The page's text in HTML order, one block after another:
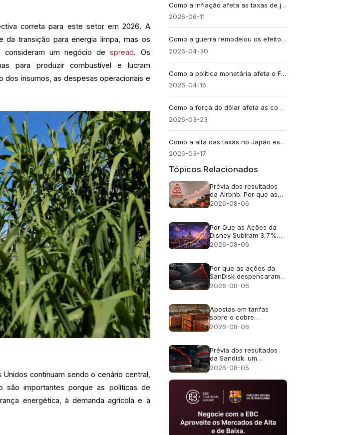
correta para este setor em 2026. A
da transição para energia limpa, mas os
consideram um negócio despread. Os
para produzir combustível e lucram
dos insumos, as despesas operacionais e
continuam sendo o cenário central,
são importantes porque as políticas de
energética, à demanda agrícola e à
Como a inflação afeta as taxas de juros? 5 forças que influenciam as taxas.
2026-06-11
Como a guerra remodelou os efeitos especiais na América Latina
2026-04-30
Como a política monetária afeta o Forex
2026-04-16
Como a força do dólar afeta as commodities: um guia para investidores
2026-03-23
Como a alta das taxas no Japão está redefinindo os mercados globais de títulos
2026-03-17
Tópicos Relacionados
Prévia dos resultados
da Airbnb: Por que as
ações da ABNB ainda
receita de 16%?
2026-08-06
Por Que as Ações da
Disney Subiram 3,7%
Apesar da Receita
2026-08-06
Por que as ações da
SanDisk despencaram
cerca de 13% apesar
2026-08-06
Apostas em tarifas
sobre o cobre
impulsionam o preço do
2026-08-06
Prévia dos resultados
da Sandisk: um
crescimento de receita
após uma queda de
47% em julho?
2026-08-05